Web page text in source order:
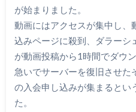
が始まりました。
動画にはアクセスが集中し、
込みページに殺到、ダラーシ
が動画投稿から1時間でダウン
急いでサーバーを復旧させ
の入会申し込みが集まるとい
た。